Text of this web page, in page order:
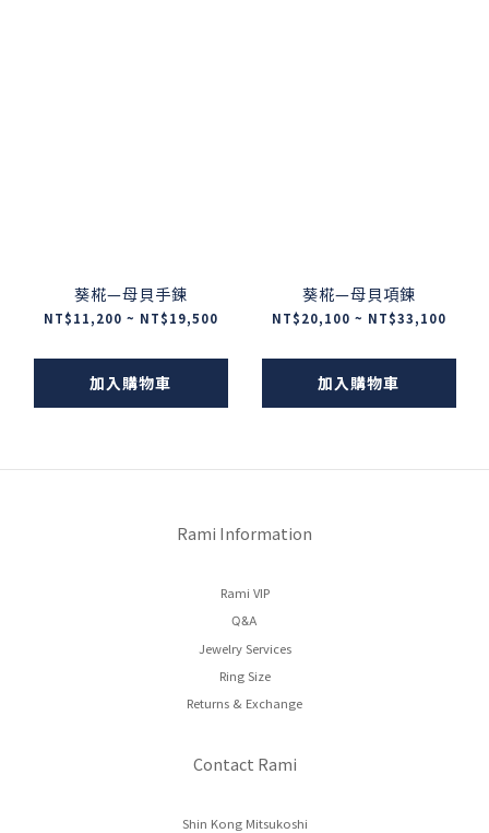
葵椛—母貝手鍊
NT$11,200 ~ NT$19,500
加入購物車
葵椛—母貝項鍊
NT$20,100 ~ NT$33,100
加入購物車
Rami Information
Rami VIP
Q&A
Jewelry Services
Ring Size
Returns & Exchange
Contact Rami
Shin Kong Mitsukoshi